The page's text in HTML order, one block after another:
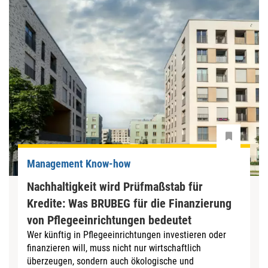
Management Know-how
Nachhaltigkeit wird Prüfmaßstab für
Kredite: Was BRUBEG für die Finanzierung
von Pflegeeinrichtungen bedeutet
Wer künftig in Pflegeeinrichtungen investieren oder
finanzieren will, muss nicht nur wirtschaftlich
überzeugen, sondern auch ökologische und